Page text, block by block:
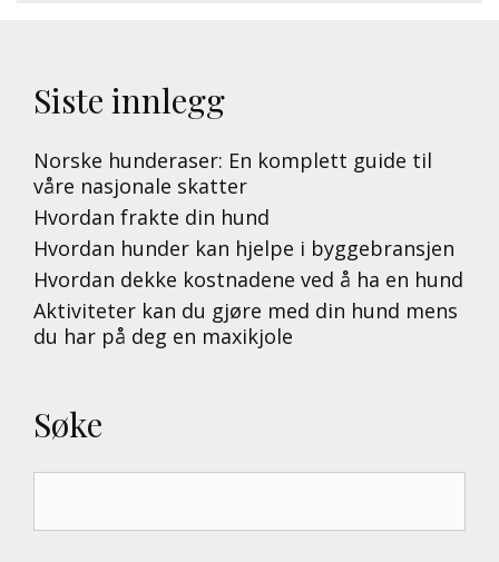
Siste innlegg
Norske hunderaser: En komplett guide til
våre nasjonale skatter
Hvordan frakte din hund
Hvordan hunder kan hjelpe i byggebransjen
Hvordan dekke kostnadene ved å ha en hund
Aktiviteter kan du gjøre med din hund mens
du har på deg en maxikjole
Søke